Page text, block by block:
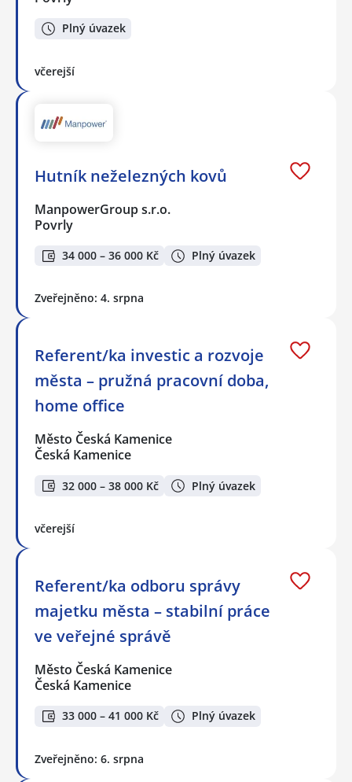
Plný úvazek
včerejší
Hutník neželezných kovů
ManpowerGroup s.r.o.
Povrly
34 000 – 36 000 Kč Plný úvazek
Zveřejněno: 4. srpna
Referent/ka investic a rozvoje
města – pružná pracovní doba,
home office
Město Česká Kamenice
Česká Kamenice
32 000 – 38 000 Kč Plný úvazek
včerejší
Referent/ka odboru správy
majetku města – stabilní práce
ve veřejné správě
Město Česká Kamenice
Česká Kamenice
33 000 – 41 000 Kč Plný úvazek
Zveřejněno: 6. srpna